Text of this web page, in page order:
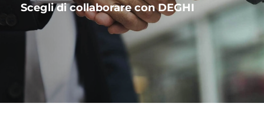
Scegli di collaborare con DEGHI